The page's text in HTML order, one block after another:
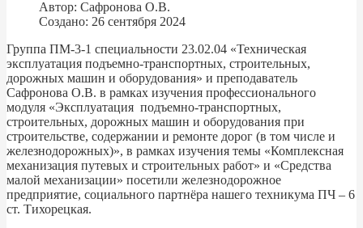
Автор: Сафронова О.В.
Создано: 26 сентября 2024
Группа ПМ-3-1 специальности 23.02.04 «Техническая
эксплуатация подъемно-транспортных, строительных,
дорожных машин и оборудования» и преподаватель
Сафронова О.В. в рамках изучения профессионального
модуля «Эксплуатация подъемно-транспортных,
строительных, дорожных машин и оборудования при
строительстве, содержании и ремонте дорог (в том числе и
железнодорожных)», в рамках изучения темы «Комплексная
механизация путевых и строительных работ» и «Средства
малой механизации» посетили железнодорожное
предприятие, социального партнёра нашего техникума ПЧ – 6
ст. Тихорецкая.